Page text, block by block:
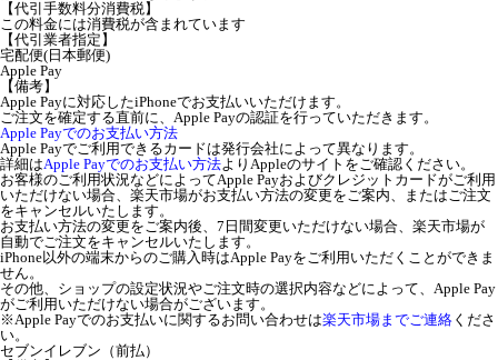
【代引手数料分消費税】
この料金には消費税が含まれています
【代引業者指定】
宅配便(日本郵便)
Apple Pay
【備考】
Apple Payに対応したiPhoneでお支払いいただけます。
ご注文を確定する直前に、Apple Payの認証を行っていただきます。
Apple Payでのお支払い方法
Apple Payでご利用できるカードは発行会社によって異なります。
詳細はApple Payでのお支払い方法よりAppleのサイトをご確認ください。
お客様のご利用状況などによってApple Payおよびクレジットカードがご利用
いただけない場合、楽天市場がお支払い方法の変更をご案内、またはご注文
をキャンセルいたします。
お支払い方法の変更をご案内後、7日間変更いただけない場合、楽天市場が
自動でご注文をキャンセルいたします。
iPhone以外の端末からのご購入時はApple Payをご利用いただくことができま
せん。
その他、ショップの設定状況やご注文時の選択内容などによって、Apple Pay
がご利用いただけない場合がございます。
※Apple Payでのお支払いに関するお問い合わせは楽天市場までご連絡 くださ
い。
セブンイレブン（前払）